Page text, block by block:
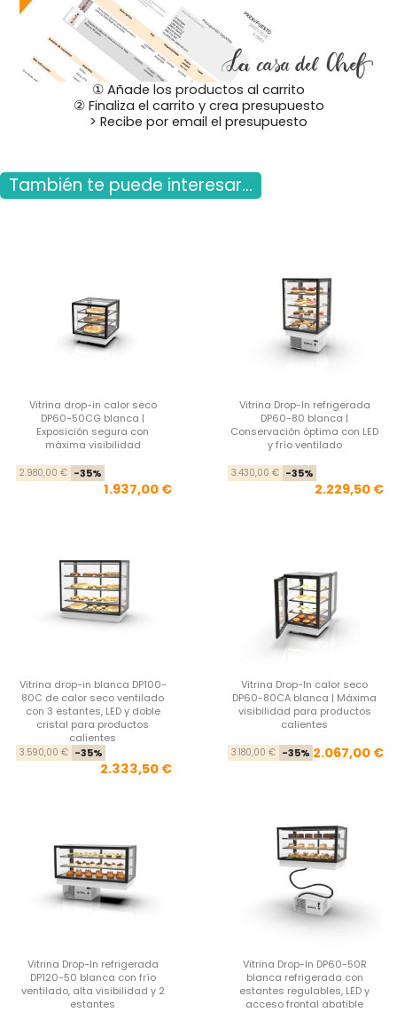
① Añade los productos al carrito
② Finaliza el carrito y crea presupuesto
> Recibe por email el presupuesto
También te puede interesar...
Vitrina drop-in calor seco
DP60-50CG blanca |
Exposición segura con
máxima visibilidad
Precio base
2.980,00 € -35%
1.937,00 €
Vitrina Drop-In refrigerada
DP60-80 blanca |
Conservación óptima con LED
y frío ventilado
3.430,00 € -35%
2.229,50 €
Vitrina drop-in blanca DP100-
80C de calor seco ventilado
con 3 estantes, LED y doble
cristal para productos
calientes
Precio base
3.590,00 € -35%
2.333,50 €
Vitrina Drop-In calor seco
DP60-80CA blanca | Máxima
visibilidad para productos
calientes
3.180,00 € -35% 2.067,00 €
Vitrina Drop-In refrigerada
DP120-50 blanca con frío
ventilado, alta visibilidad y 2
estantes
Vitrina Drop-In DP60-50R
blanca refrigerada con
estantes regulables, LED y
acceso frontal abatible